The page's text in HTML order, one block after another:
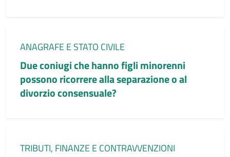
Categoria:
ANAGRAFE E STATO CIVILE
Due coniugi che hanno figli minorenni
possono ricorrere alla separazione o al
divorzio consensuale?
Categoria:
TRIBUTI, FINANZE E CONTRAVVENZIONI